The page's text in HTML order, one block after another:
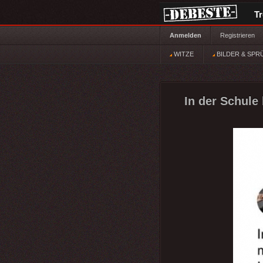
Anmelden Registrieren
WITZE BILDER &
In der